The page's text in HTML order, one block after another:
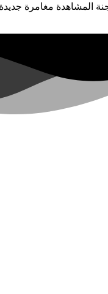
المشاهدة مغامرة